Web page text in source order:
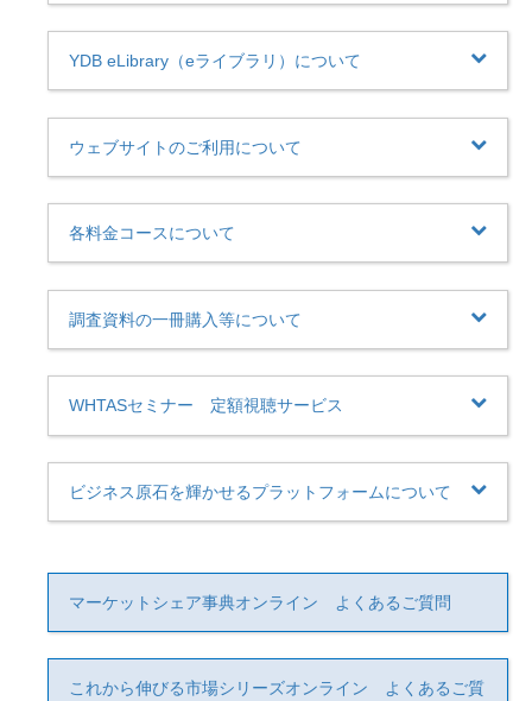
YDB eLibrary（eライブラリ）について
ウェブサイトのご利用について
各料金コースについて
調査資料の一冊購入等について
WHTASセミナー 定額視聴サービス
ビジネス原石を輝かせるプラットフォームについて
マーケットシェア事典オンライン よくあるご質問
これから伸びる市場シリーズオンライン よくあるご質